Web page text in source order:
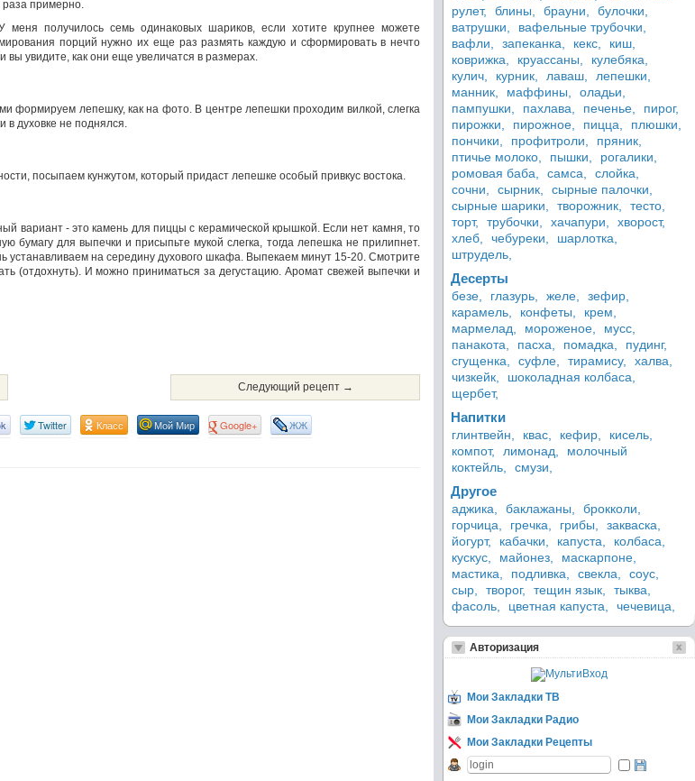
раза примерно.
получилось семь одинаковых шариков, если хотите крупнее можете
порций нужно их еще раз размять каждую и сформировать в нечто
увидите, как они еще увеличатся в размерах.
формируем лепешку, как на фото. В центре лепешки проходим вилкой, слегка
в духовке не поднялся.
посыпаем кунжутом, который придаст лепешке особый привкус востока.
вариант - это камень для пиццы с керамической крышкой. Если нет камня, то
бумагу для выпечки и присыпьте мукой слегка, тогда лепешка не прилипнет.
устанавливаем на середину духового шкафа. Выпекаем минут 15-20. Смотрите
(отдохнуть). И можно приниматься за дегустацию. Аромат свежей выпечки и
Следующий рецепт →
Twitter Класс Мой Мир Google+ ЖЖ
рулет,
блины, брауни,
булочки,
ватрушки,
вафельные трубочки,
вафли,
запеканка, кекс,
киш,
коврижка,
круассаны,
кулебяка,
кулич,
курник, лаваш,
лепешки,
манник,
маффины,
оладьи,
пампушки,
пахлава, печенье,
пирог,
пирожки,
пирожное, пицца,
плюшки,
пончики,
профитроли,
пряник,
птичье молоко,
пышки,
рогалики,
ромовая баба,
самса,
слойка,
сочни,
сырник,
сырные палочки,
сырные шарики,
творожник,
тесто,
торт,
трубочки, хачапури,
хворост,
хлеб,
чебуреки,
шарлотка,
штрудель,
Десерты
безе, глазурь, желе,
зефир,
карамель,
конфеты,
крем,
мармелад,
мороженое,
мусс,
панакота,
пасха, помадка,
пудинг,
сгущенка,
суфле, тирамису,
халва,
чизкейк,
шоколадная колбаса,
щербет,
Напитки
глинтвейн, квас, кефир,
кисель,
компот,
лимонад,
молочный
коктейль,
смузи,
Другое
аджика, баклажаны,
брокколи,
горчица,
гречка, грибы,
закваска,
йогурт,
кабачки, капуста,
колбаса,
кускус,
майонез,
маскарпоне,
мастика,
подливка, свекла,
соус,
сыр,
творог, тещин язык,
тыква,
фасоль,
цветная капуста, чечевица,
Авторизация
Мои Закладки ТВ
Мои Закладки Радио
Мои Закладки Рецепты